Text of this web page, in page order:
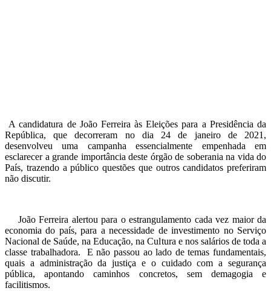
A candidatura de João Ferreira às Eleições para a Presidência da
República, que decorreram no dia 24 de janeiro de 2021,
desenvolveu uma campanha essencialmente empenhada em
esclarecer a grande importância deste órgão de soberania na vida do
País, trazendo a público questões que outros candidatos preferiram
não discutir.
João Ferreira alertou para o estrangulamento cada vez maior da
economia do país, para a necessidade de investimento no Serviço
Nacional de Saúde, na Educação, na Cultura e nos salários de toda a
classe trabalhadora. E não passou ao lado de temas fundamentais,
quais a administração da justiça e o cuidado com a segurança
pública, apontando caminhos concretos, sem demagogia e
facilitismos.